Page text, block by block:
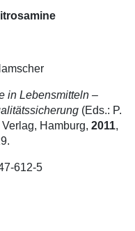
in Lebensmitteln –
(Eds.: P.
Verlag, Hamburg,2011,
612-5